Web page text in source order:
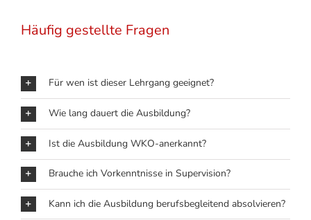
Häufig gestellte Fragen
Für wen ist dieser Lehrgang geeignet?
Wie lang dauert die Ausbildung?
Ist die Ausbildung WKO-anerkannt?
Brauche ich Vorkenntnisse in Supervision?
Kann ich die Ausbildung berufsbegleitend absolvieren?